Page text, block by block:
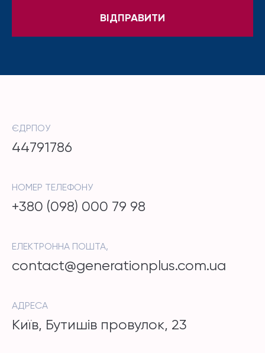
ЄДРПОУ
44791786
НОМЕР ТЕЛЕФОНУ
+380 (098) 000 79 98
ЕЛЕКТРОННА ПОШТА,
contact@generationplus.com.ua
АДРЕСА
Київ, Бутишів провулок, 23